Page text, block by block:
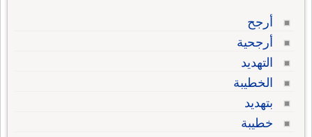
أرجح
أرجحية
التهديد
الخطيبة
بتهديد
خطيبة